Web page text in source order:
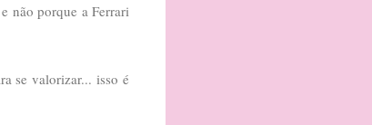
não porque a Ferrari
se valorizar... isso é